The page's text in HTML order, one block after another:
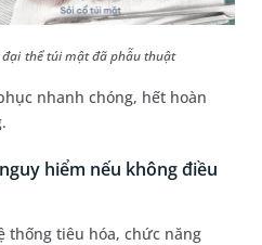
thể túi mật đã phẫu thuật
nhanh chóng, hết hoàn
hiểm nếu không điều
thống tiêu hóa, chức năng